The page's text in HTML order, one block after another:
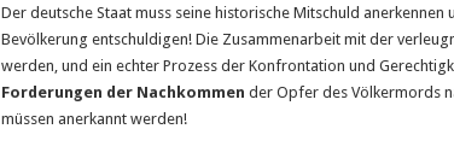
Der deutsche Staat muss seine historische Mitschuld
Bevölkerung entschuldigen! Die Zusammenarbeit mit der
werden, und ein echter Prozess der Konfrontation und
Forderungen der Nachkommen der Opfer des Völkermords
müssen anerkannt werden!